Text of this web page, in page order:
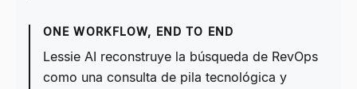
ONE WORKFLOW, END TO END
Lessie AI reconstruye la búsqueda de RevOps
como una consulta de pila tecnológica y